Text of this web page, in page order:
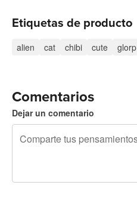
Etiquetas de producto
alien cat chibi cute glorp
Comentarios
Dejar un comentario